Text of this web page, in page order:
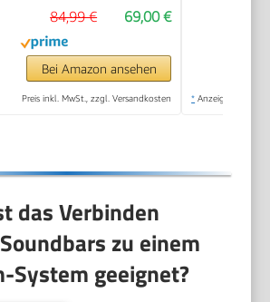
EzPlay
69,00 €
84,99 €
Bei Amazon ansehen
Preis inkl. MwSt., zzgl. Versandkosten * Anzeige
das Verbinden
zu einem
System geeignet?